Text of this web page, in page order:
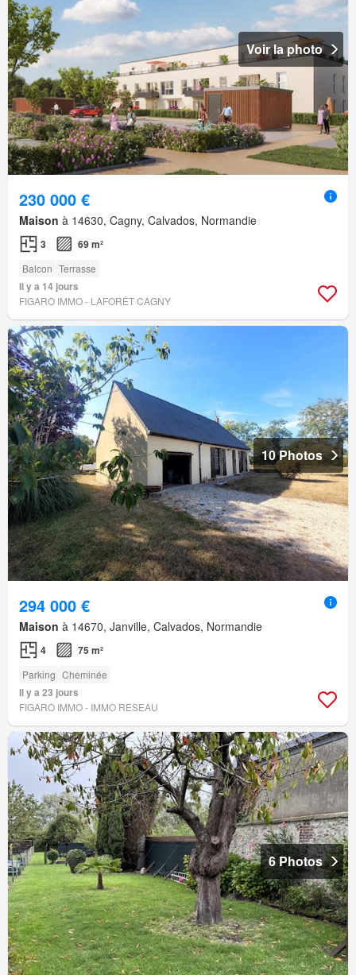
Voir la photo
230 000 €
Maison à 14630, Cagny, Calvados, Normandie
3 69 m²
Balcon Terrasse
Il y a 14 jours
FIGARO IMMO - LAFORÊT CAGNY
10 Photos
294 000 €
Maison à 14670, Janville, Calvados, Normandie
4 75 m²
Parking Cheminée
Il y a 23 jours
FIGARO IMMO - IMMO RESEAU
6 Photos